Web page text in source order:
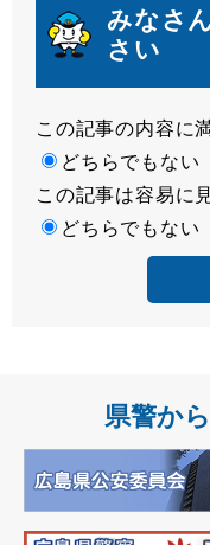
みなさ
さい
満
足
度
この記事の内容
どちらでもない
容
易
この記事は容易
どちらでもない
県警か